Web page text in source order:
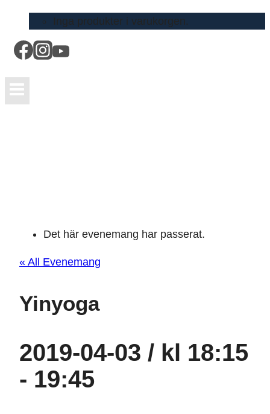
Inga produkter i varukorgen.
Det här evenemang har passerat.
« All Evenemang
Yinyoga
2019-04-03 / kl 18:15
- 19:45